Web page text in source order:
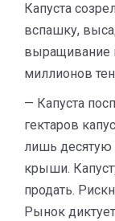
Капуста
вспашку,
выращивание
миллионов
— Капуста
гектаров
лишь десятую
крыши.
продать.
Рынок